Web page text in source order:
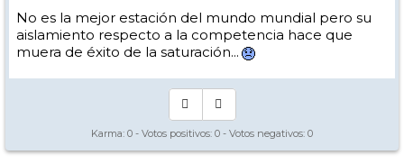
No es la mejor estación del mundo mundial pero su
aislamiento respecto a la competencia hace que
muera de éxito de la saturación...
Karma: 0 - Votos positivos: 0 - Votos negativos: 0